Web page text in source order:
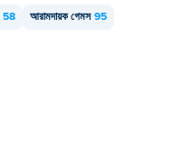
58 আরামদায়ক গেমস 95